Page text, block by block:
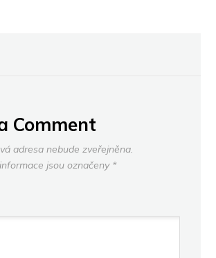
Comment
adresa nebude zveřejněna.
jsou označeny *